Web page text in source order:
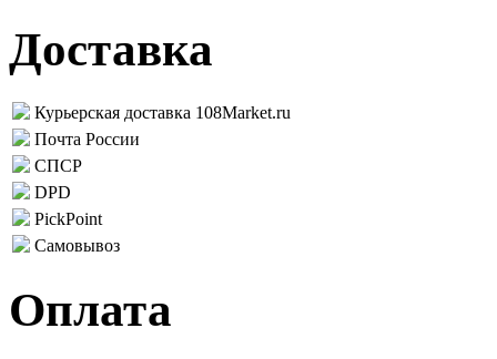
Доставка
Курьерская доставка 108Market.ru
Почта России
СПСР
DPD
PickPoint
Самовывоз
Оплата